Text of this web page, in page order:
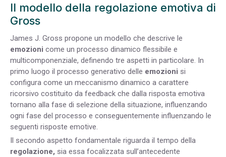
Il modello della regolazione emotiva di
Gross
James J. Gross propone un modello che descrive le
emozioni come un processo dinamico flessibile e
multicomponenziale, definendo tre aspetti in particolare. In
primo luogo il processo generativo delle emozioni si
configura come un meccanismo dinamico a carattere
ricorsivo costituito da feedback che dalla risposta emotiva
tornano alla fase di selezione della situazione, influenzando
ogni fase del processo e conseguentemente influenzando le
seguenti risposte emotive.
Il secondo aspetto fondamentale riguarda il tempo della
regolazione, sia essa focalizzata sull’antecedente